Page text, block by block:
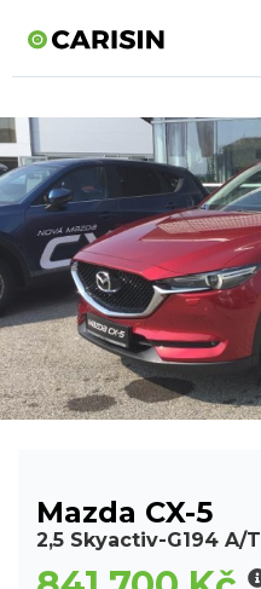
Mazda CX-5
2,5 Skyactiv-G194 A/T